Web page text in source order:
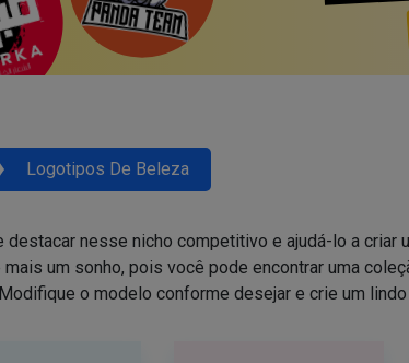
Logotipos De Beleza
nesse nicho competitivo e ajudá-lo a criar
um sonho, pois você pode encontrar uma
o modelo conforme desejar e crie um